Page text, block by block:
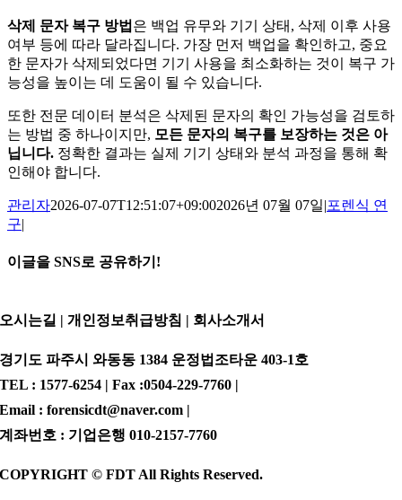
삭제 문자 복구 방법 은 백업 유무와 기기 상태, 삭제 이후 사용
여부 등에 따라 달라집니다. 가장 먼저 백업을 확인하고, 중요
한 문자가 삭제되었다면 기기 사용을 최소화하는 것이 복구 가
능성을 높이는 데 도움이 될 수 있습니다.
또한 전문 데이터 분석은 삭제된 문자의 확인 가능성을 검토하
는 방법 중 하나이지만, 모든 문자의 복구를 보장하는 것은 아
닙니다. 정확한 결과는 실제 기기 상태와 분석 과정을 통해 확
인해야 합니다.
관리자2026-07-07T12:51:07+09:002026년 07월 07일|포렌식 연
구|
이글을 SNS로 공유하기!
메
오시는길 | 개인정보취급방침 | 회사소개서
경기도 파주시 와동동 1384 운정법조타운 403-1호
TEL : 1577-6254 | Fax :0504-229-7760 |
Email : forensicdt@naver.com |
계좌번호 : 기업은행 010-2157-7760
COPYRIGHT © FDT All Rights Reserved.